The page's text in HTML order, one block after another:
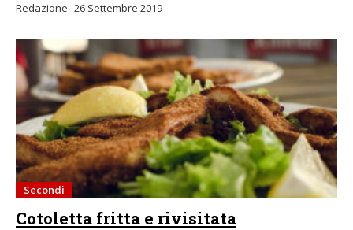
Redazione 26 Settembre 2019
Secondi
Cotoletta fritta e rivisitata